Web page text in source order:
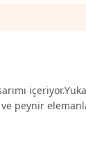
peynir